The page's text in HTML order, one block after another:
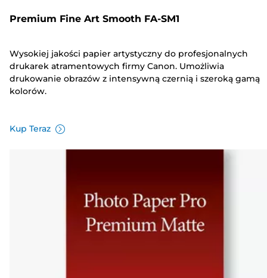
Premium Fine Art Smooth FA-SM1
Wysokiej jakości papier artystyczny do profesjonalnych
drukarek atramentowych firmy Canon. Umożliwia
drukowanie obrazów z intensywną czernią i szeroką gamą
kolorów.
Kup Teraz